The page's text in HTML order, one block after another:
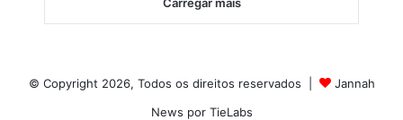
Carregar mais
© Copyright 2026, Todos os direitos reservados |
Jannah
News por TieLabs